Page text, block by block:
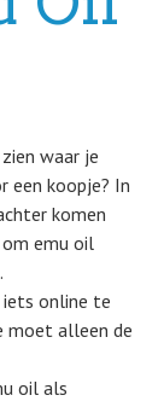
waar je
een koopje? In
komen
emu oil
online te
moet alleen de
oil als